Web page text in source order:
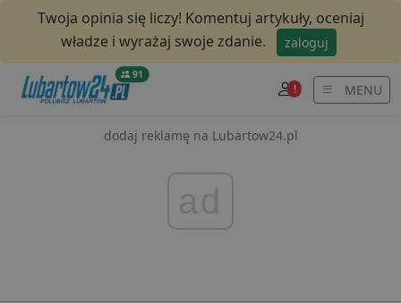
Twoja opinia się liczy! Komentuj artykuły, oceniaj
władze i wyrażaj swoje zdanie.
zaloguj
91
! MENU
dodaj reklamę na Lubartow24.pl